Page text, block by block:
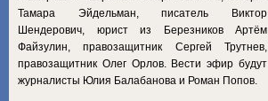
Тамара Эйдельман, писатель Виктор
Шендерович, юрист из Березников Артём
Файзулин, правозащитник Сергей Трутнев,
правозащитник Олег Орлов. Вести эфир будут
журналисты Юлия Балабанова и Роман Попов.